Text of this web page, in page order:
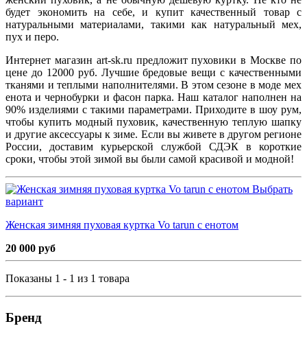
будет экономить на себе, и купит качественный товар с
натуральными материалами, такими как натуральный мех,
пух и перо.
Интернет магазин art-sk.ru предложит пуховики в Москве по
цене до 12000 руб. Лучшие бредовые вещи с качественными
тканями и теплыми наполнителями. В этом сезоне в моде мех
енота и чернобурки и фасон парка. Наш каталог наполнен на
90% изделиями с такими параметрами. Приходите в шоу рум,
чтобы купить модный пуховик, качественную теплую шапку
и другие аксессуары к зиме. Если вы живете в другом регионе
России, доставим курьерской службой СДЭК в короткие
сроки, чтобы этой зимой вы были самой красивой и модной!
Выбрать
вариант
Женская зимняя пуховая куртка Vo tarun с енотом
20 000 руб
Показаны 1 - 1 из 1 товара
Бренд